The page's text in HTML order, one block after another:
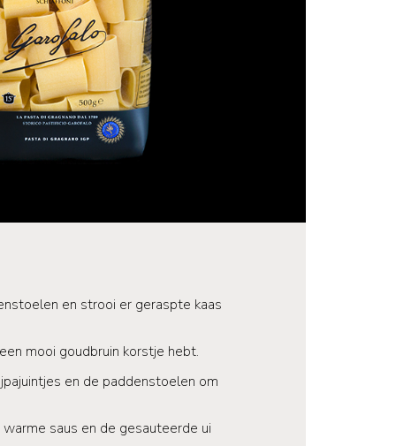
en strooi er geraspte kaas
mooi goudbruin korstje hebt.
en de paddenstoelen om
saus en de gesauteerde ui